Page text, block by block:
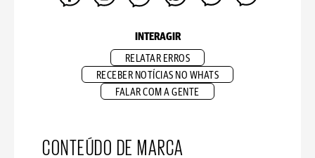
INTERAGIR
RELATAR ERROS
RECEBER NOTÍCIAS NO WHATS
FALAR COM A GENTE
CONTEÚDO DE MARCA